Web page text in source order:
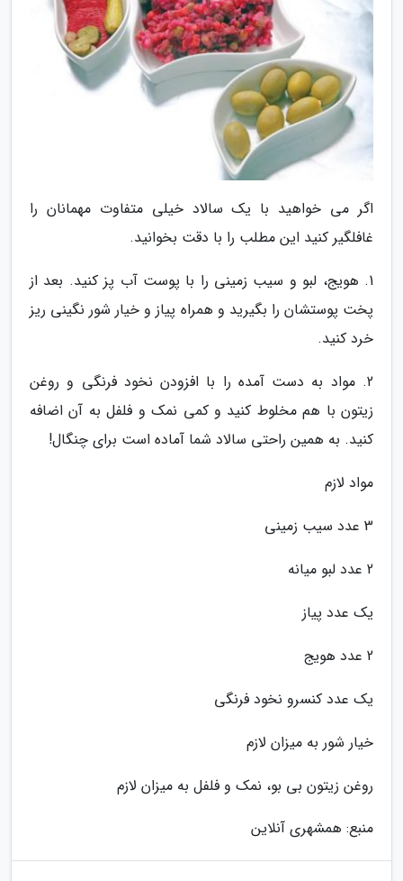
اگر می خواهید با یک سالاد خیلی متفاوت مهمانان را
غافلگیر کنید این مطلب را با دقت بخوانید.
1. هویج، لبو و سیب زمینی را با پوست آب پز کنید. بعد از
پخت پوستشان را بگیرید و همراه پیاز و خیار شور نگینی ریز
خرد کنید.
2. مواد به دست آمده را با افزودن نخود فرنگی و روغن
زیتون با هم مخلوط کنید و کمی نمک و فلفل به آن اضافه
کنید. به همین راحتی سالاد شما آماده است برای چنگال!
مواد لازم
3 عدد سیب زمینی
2 عدد لبو میانه
یک عدد پیاز
2 عدد هویج
یک عدد کنسرو نخود فرنگی
خیار شور به میزان لازم
روغن زیتون بی بو، نمک و فلفل به میزان لازم
منبع: همشهری آنلاین